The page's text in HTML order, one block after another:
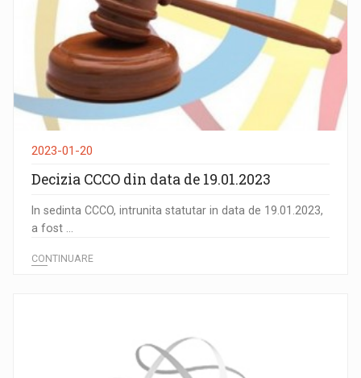
2023-01-20
Decizia CCCO din data de 19.01.2023
In sedinta CCCO, intrunita statutar in data de 19.01.2023,
a fost ...
CONTINUARE